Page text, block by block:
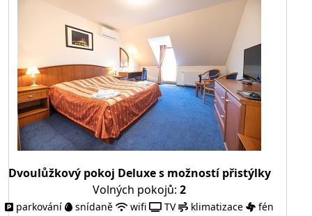
Dvoulůžkový pokoj Deluxe s možností přistýlky
Volných pokojů: 2
parkování snídaně wifi TV klimatizace
fén